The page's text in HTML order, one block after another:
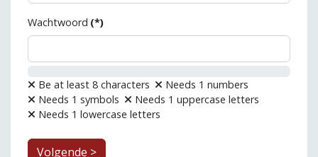
Wachtwoord (*)
Be at least 8 characters
Needs 1 numbers
Needs 1 symbols
Needs 1 uppercase letters
Needs 1 lowercase letters
Volgende >